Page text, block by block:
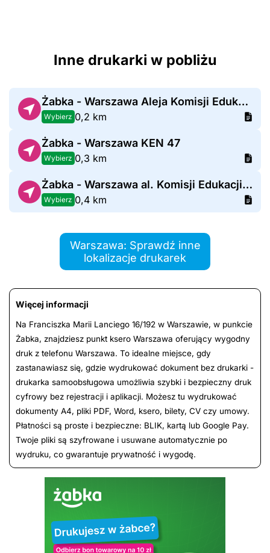
Inne drukarki w pobliżu
Żabka - Warszawa Aleja Komisji Edukacji Narodowej 54
Wybierz 0,2 km
Żabka - Warszawa KEN 47
Wybierz 0,3 km
Żabka - Warszawa al. Komisji Edukacji Narodowej 51
Wybierz 0,4 km
Warszawa: Sprawdź inne
lokalizacje drukarek
Więcej informacji
Na Franciszka Marii Lanciego 16/192 w Warszawie, w punkcie
Żabka, znajdziesz punkt ksero Warszawa oferujący wygodny
druk z telefonu Warszawa. To idealne miejsce, gdy
zastanawiasz się, gdzie wydrukować dokument bez drukarki -
drukarka samoobsługowa umożliwia szybki i bezpieczny druk
cyfrowy bez rejestracji i aplikacji. Możesz tu wydrukować
dokumenty A4, pliki PDF, Word, ksero, bilety, CV czy umowy.
Płatności są proste i bezpieczne: BLIK, kartą lub Google Pay.
Twoje pliki są szyfrowane i usuwane automatycznie po
wydruku, co gwarantuje prywatność i wygodę.